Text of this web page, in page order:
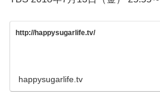
http://happysugarlife.tv/
happysugarlife.tv